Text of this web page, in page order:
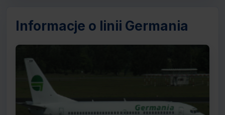
Informacje o linii Germania